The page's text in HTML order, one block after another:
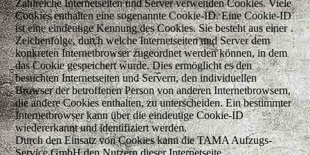
Zahlreiche Internetseiten und Server verwenden Cookies. Viele
Cookies enthalten eine sogenannte Cookie-ID. Eine Cookie-ID
ist eine eindeutige Kennung des Cookies. Sie besteht aus einer
Zeichenfolge, durch welche Internetseiten und Server dem
konkreten Internetbrowser zugeordnet werden können, in dem
das Cookie gespeichert wurde. Dies ermöglicht es den
besuchten Internetseiten und Servern, den individuellen
Browser der betroffenen Person von anderen Internetbrowsern,
die andere Cookies enthalten, zu unterscheiden. Ein bestimmter
Internetbrowser kann über die eindeutige Cookie-ID
wiedererkannt und identifiziert werden.
Durch den Einsatz von Cookies kann die TAMA Aufzugs-
Service GmbH den Nutzern dieser Internetseite